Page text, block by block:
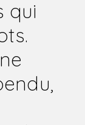
qui